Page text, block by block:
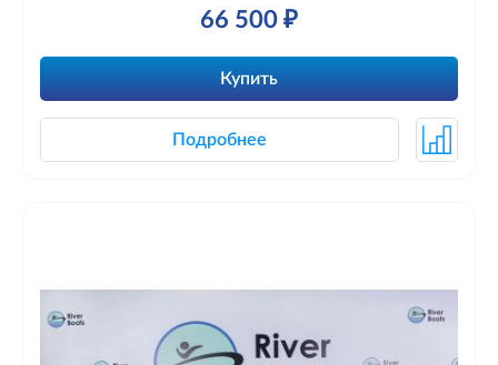
66 500 ₽
Купить
Подробнее